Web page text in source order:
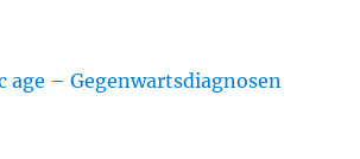
age – Gegenwartsdiagnosen